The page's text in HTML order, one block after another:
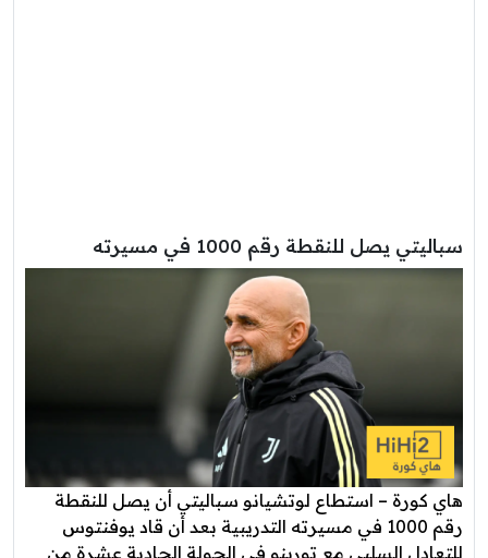
سباليتي يصل للنقطة رقم 1000 في مسيرته
هاي كورة – استطاع لوتشيانو سباليتي أن يصل للنقطة
رقم 1000 في مسيرته التدريبية بعد أن قاد يوفنتوس
للتعادل السلبي مع تورينو في الجولة الحادية عشرة من